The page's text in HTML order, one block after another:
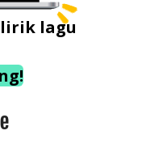
lagu